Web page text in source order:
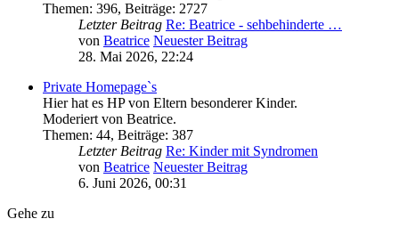
Themen: 396, Beiträge: 2727
Letzter Beitrag Re: Beatrice - sehbehinderte …
von Beatrice Neuester Beitrag
28. Mai 2026, 22:24
Private Homepage`s
Hier hat es HP von Eltern besonderer Kinder.
Moderiert von Beatrice.
Themen: 44, Beiträge: 387
Letzter Beitrag Re: Kinder mit Syndromen
von Beatrice Neuester Beitrag
6. Juni 2026, 00:31
Gehe zu